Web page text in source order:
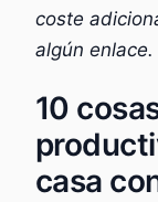
coste
algún enlace.
10
casa